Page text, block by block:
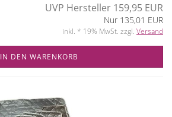
UVP Hersteller 159,95 EUR
Nur 135,01 EUR
inkl. * 19% MwSt. zzgl. Versand
IN DEN WARENKORB